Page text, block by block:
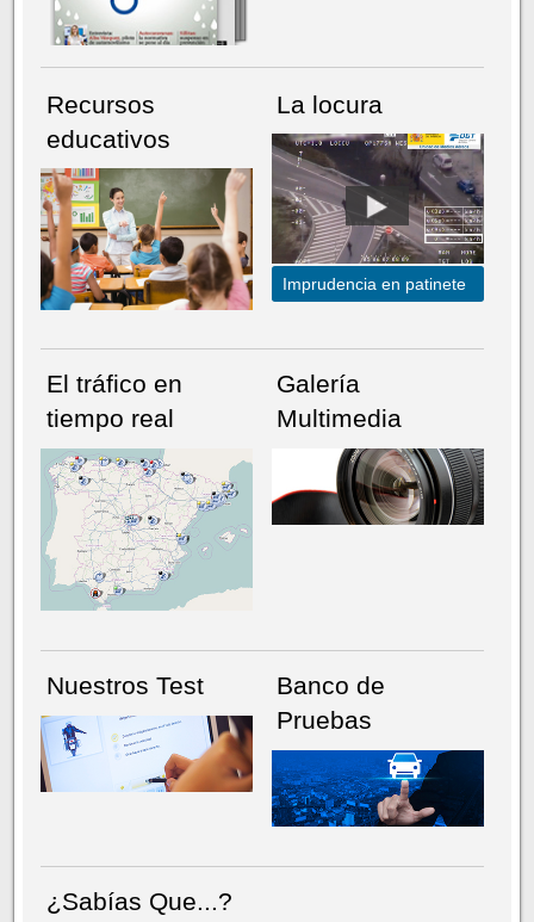
NÚMERO ACTUALHEMEROTECA
Recursos
educativos
La locura
Imprudencia en patinete
El tráfico en
tiempo real
Galería
Multimedia
Nuestros Test
Banco de
Pruebas
¿Sabías Que...?